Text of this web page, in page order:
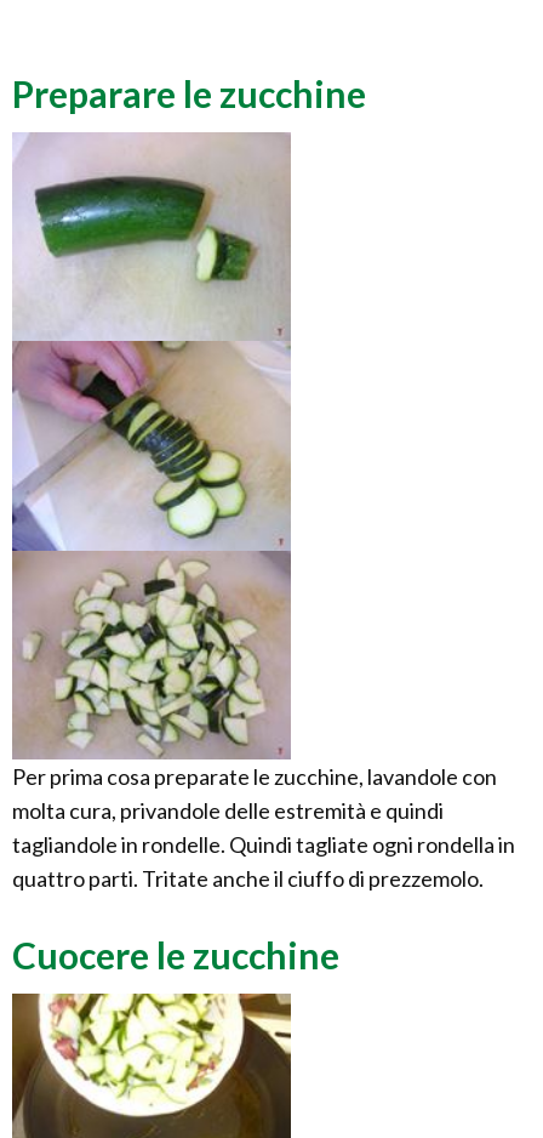
Preparare le zucchine
Per prima cosa preparate le zucchine, lavandole con
molta cura, privandole delle estremità e quindi
tagliandole in rondelle. Quindi tagliate ogni rondella in
quattro parti. Tritate anche il ciuffo di prezzemolo.
Cuocere le zucchine